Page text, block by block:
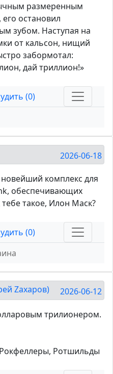
размеренным
остановил
зубом. Наступая на
от кальсон, нищий
забормотал:
дай триллион!»
(0)
2026-06-18
комплекс для
обеспечивающих
такое, Илон Маск?
(0)
Zахаров) 2026-06-12
трилионером.
Ротшильды